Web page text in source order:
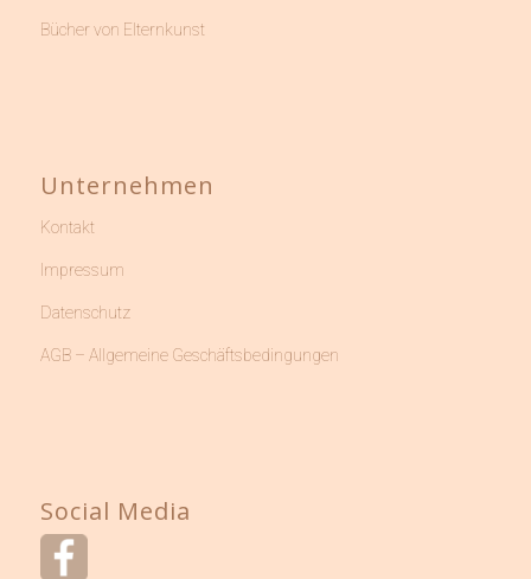
Bücher von Elternkunst
Unternehmen
Kontakt
Impressum
Datenschutz
AGB – Allgemeine Geschäftsbedingungen
Social Media